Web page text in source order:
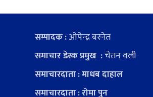
सम्पादक :ओपेन्द्र बस्नेत
समाचार डेस्क प्रमुख :चेतन वली
समाचारदाता : माधब दाहाल
समाचारदाता : रोमा पुन